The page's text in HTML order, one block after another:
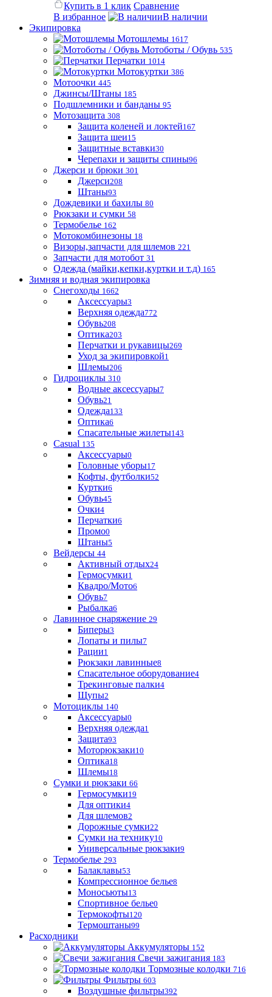
Купить в 1 клик Сравнение
В избранное
В наличии
Экипировка
Мотошлемы 1617
Мотоботы / Обувь 535
Перчатки 1014
Мотокуртки 386
Мотоочки 445
Джинсы/Штаны 185
Подшлемники и банданы 95
Мотозащита 308
Защита коленей и локтей167
Защита шеи15
Защитные вставки30
Черепахи и защиты спины96
Джерси и брюки 301
Джерси208
Штаны93
Дождевики и бахилы 80
Рюкзаки и сумки 58
Термобелье 162
Мотокомбинезоны 18
Визоры,запчасти для шлемов 221
Запчасти для мотобот 31
Одежда (майки,кепки,куртки и т.д) 165
Зимняя и водная экипировка
Снегоходы 1662
Аксессуары3
Верхняя одежда772
Обувь208
Оптика203
Перчатки и рукавицы269
Уход за экипировкой1
Шлемы206
Гидроциклы 310
Водные аксессуары7
Обувь21
Одежда133
Оптика6
Спасательные жилеты143
Casual 135
Аксессуары0
Головные уборы17
Кофты, футболки52
Куртки6
Обувь45
Очки4
Перчатки6
Промо0
Штаны5
Вейдерсы 44
Активный отдых24
Гермосумки1
Квадро/Мото6
Обувь7
Рыбалка6
Лавинное снаряжение 29
Биперы3
Лопаты и пилы7
Рации1
Рюкзаки лавинные8
Спасательное оборудование4
Трекинговые палки4
Щупы2
Мотоциклы 140
Аксессуары0
Верхняя одежда1
Защита93
Моторюкзаки10
Оптика18
Шлемы18
Сумки и рюкзаки 66
Гермосумки19
Для оптики4
Для шлемов2
Дорожные сумки22
Сумки на технику10
Универсальные рюкзаки9
Термобелье 293
Балаклавы53
Компрессионное белье8
Моносьюты13
Спортивное белье0
Термокофты120
Термоштаны99
Расходники
Аккумуляторы 152
Свечи зажигания 183
Тормозные колодки 716
Фильтры 603
Воздушные фильтры392